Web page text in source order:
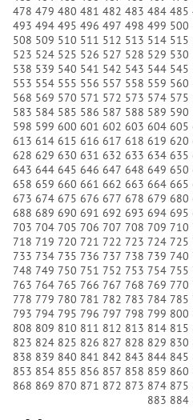
478 479 480 481 482 483 484 485
493 494 495 496 497 498 499 500
508 509 510 511 512 513 514 515
523 524 525 526 527 528 529 530
538 539 540 541 542 543 544 545
553 554 555 556 557 558 559 560
568 569 570 571 572 573 574 575
583 584 585 586 587 588 589 590
598 599 600 601 602 603 604 605
613 614 615 616 617 618 619 620
628 629 630 631 632 633 634 635
643 644 645 646 647 648 649 650
658 659 660 661 662 663 664 665
673 674 675 676 677 678 679 680
688 689 690 691 692 693 694 695
703 704 705 706 707 708 709 710
718 719 720 721 722 723 724 725
733 734 735 736 737 738 739 740
748 749 750 751 752 753 754 755
763 764 765 766 767 768 769 770
778 779 780 781 782 783 784 785
793 794 795 796 797 798 799 800
808 809 810 811 812 813 814 815
823 824 825 826 827 828 829 830
838 839 840 841 842 843 844 845
853 854 855 856 857 858 859 860
868 869 870 871 872 873 874 875
883 884